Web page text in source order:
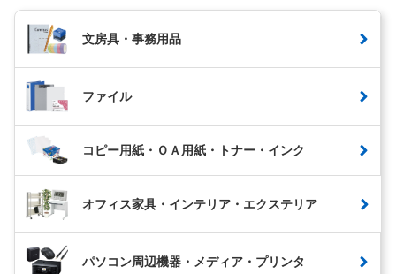
文房具・事務用品
ファイル
コピー用紙・ＯＡ用紙・トナー・インク
オフィス家具・インテリア・エクステリア
パソコン周辺機器・メディア・プリンタ